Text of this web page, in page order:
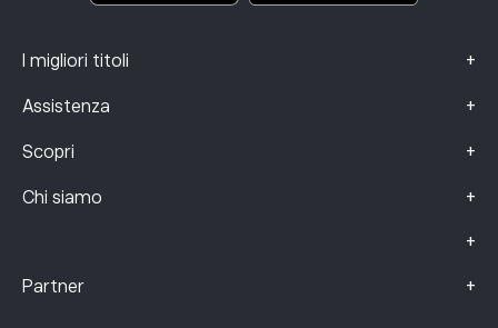
I migliori titoli +
Assistenza +
Scopri +
Chi siamo +
+
Partner +